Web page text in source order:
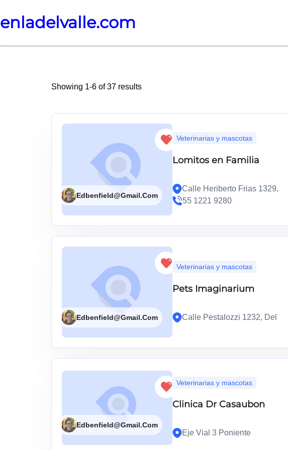
enladelvalle.com
Showing 1-6 of 37 results
Edbenfield@gmail.com
Veterinarias y mascotas
Lomitos en Familia
Calle Heriberto Frias 1329,
55 1221 9280
Edbenfield@gmail.com
Veterinarias y mascotas
Pets Imaginarium
Calle Pestalozzi 1232, Del
Edbenfield@gmail.com
Veterinarias y mascotas
Clinica Dr Casaubon
Eje Vial 3 Poniente